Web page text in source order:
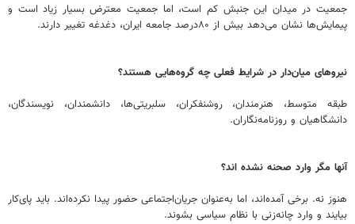
جمعیت در میدان این جنبش کم است، اما جمعیت معترض بسیار زیاد است و
پیمایش‌ها نشان می‌دهد بیش از ۸۰درصد جامعه ایران، دغدغه تغییر دارند.
نیروهای میان‌دار در شرایط فعلی چه گروه‌هایی هستند؟
طبقه متوسط، هنرمندان، روشنفکران، سلبریتی‌ها، دانشمندان، نویسندگان،
دانشگاهیان و روزنامه‌نگاران.
آنها مگر وارد صحنه نشده اند؟
هنوز نه. برخی آمده‌اند، اما به‌عنوان جریان‌اجتماعی حضور پیدا نکرده‌اند. باید پای‌کار
بیایند و وارد چانه‌زنی با نظام سیاسی بشوند.